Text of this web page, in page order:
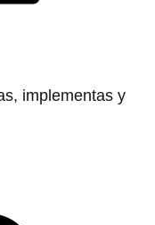
implementas y